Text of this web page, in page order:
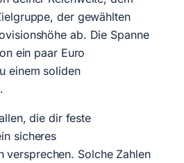
der gewählten
ab. Die Spanne
ein paar Euro
einem soliden
die dir feste
sicheres
versprechen. Solche Zahlen